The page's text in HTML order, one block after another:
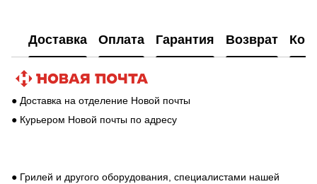
Доставка Оплата Гарантия Возврат
● Доставка на отделение Новой почты
● Курьером Новой почты по адресу
● Грилей и другого оборудования, специалистами нашей